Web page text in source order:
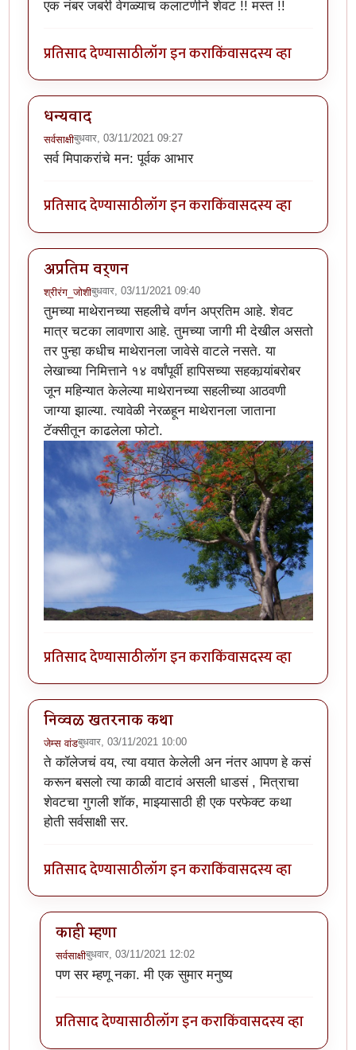
एक नंबर जबरी वेगळ्याच कलाटणीने शेवट !! मस्त !!
प्रतिसाद देण्यासाठीलॉग इन कराकिंवासदस्य व्हा
धन्यवाद
सर्वसाक्षीबुधवार, 03/11/2021 09:27
सर्व मिपाकरांचे मन: पूर्वक आभार
प्रतिसाद देण्यासाठीलॉग इन कराकिंवासदस्य व्हा
अप्रतिम वर्णन
श्रीरंग_जोशीबुधवार, 03/11/2021 09:40
तुमच्या माथेरानच्या सहलीचे वर्णन अप्रतिम आहे. शेवट
मात्र चटका लावणारा आहे. तुमच्या जागी मी देखील असतो
तर पुन्हा कधीच माथेरानला जावेसे वाटले नसते. या
लेखाच्या निमित्ताने १४ वर्षांपूर्वी हापिसच्या सहकार्‍यांबरोबर
जून महिन्यात केलेल्या माथेरानच्या सहलीच्या आठवणी
जाग्या झाल्या. त्यावेळी नेरळहून माथेरानला जाताना
टॅक्सीतून काढलेला फोटो.
प्रतिसाद देण्यासाठीलॉग इन कराकिंवासदस्य व्हा
निव्वळ खतरनाक कथा
जेम्स वांडबुधवार, 03/11/2021 10:00
ते कॉलेजचं वय, त्या वयात केलेली अन नंतर आपण हे कसं
करून बसलो त्या काळी वाटावं असली धाडसं , मित्राचा
शेवटचा गुगली शॉक, माझ्यासाठी ही एक परफेक्ट कथा
होती सर्वसाक्षी सर.
प्रतिसाद देण्यासाठीलॉग इन कराकिंवासदस्य व्हा
काही म्हणा
सर्वसाक्षीबुधवार, 03/11/2021 12:02
In reply toनिव्वळ खतरनाक कथाby
पण सर म्हणू नका. मी एक सुमार मनुष्य
प्रतिसाद देण्यासाठीलॉग इन कराकिंवासदस्य व्हा